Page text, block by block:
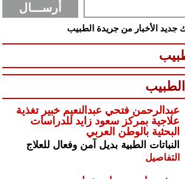
الأخبار من جريدة الطبيب
عبدالرحمن فتحي عبدالنعيم خبير تغذية
علاجية بمركز سعود زايد للدراسات
البحثية بالوطن العربي
النباتات الطبية بديل آمن وفعال للعلاج
التفاصيل